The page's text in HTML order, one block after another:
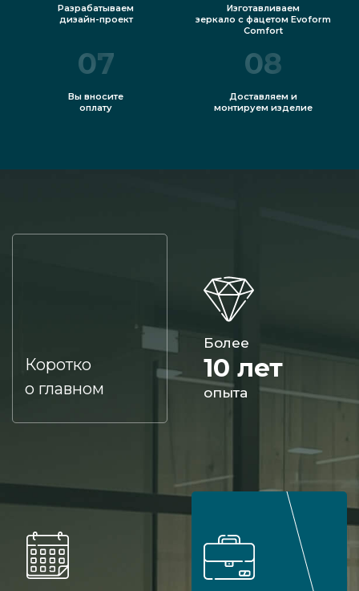
Разрабатываем
дизайн-проект
Изготавливаем
зеркало с фацетом Evoform
Comfort
07
Вы вносите
оплату
08
Доставляем и
монтируем изделие
Коротко
о главном
Более
10 лет
опыта